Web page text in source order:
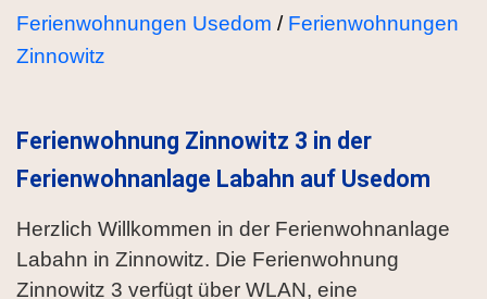
Ferienwohnungen Usedom / Ferienwohnungen
Zinnowitz
Ferienwohnung Zinnowitz 3 in der
Ferienwohnanlage Labahn auf Usedom
Herzlich Willkommen in der Ferienwohnanlage
Labahn in Zinnowitz. Die Ferienwohnung
Zinnowitz 3 verfügt über WLAN, eine